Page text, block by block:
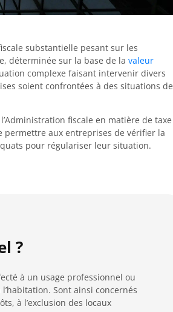
substantielle pesant sur les
déterminée sur la base de la valeur
complexe faisant intervenir divers
soient confrontées à des situations de
fiscale en matière de taxe
permettre aux entreprises de vérifier la
pour régulariser leur situation.
?
à un usage professionnel ou
Sont ainsi concernés
à l’exclusion des locaux